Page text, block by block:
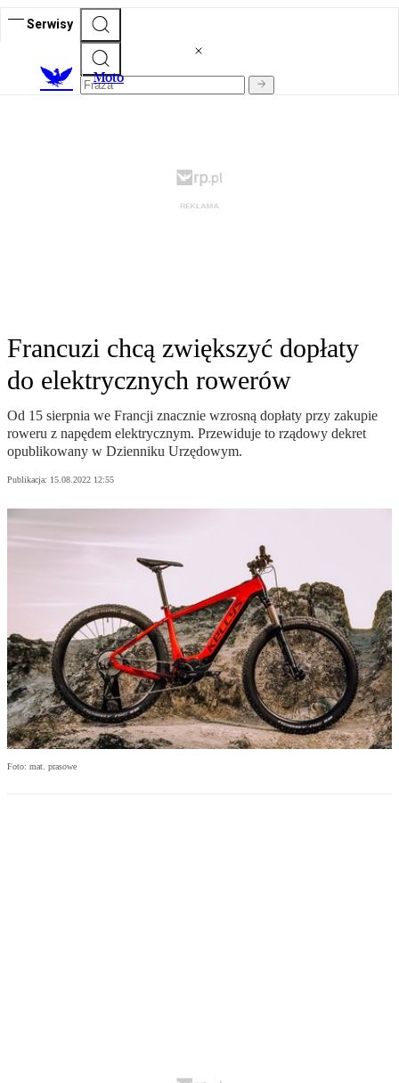
Serwisy
Moto
Francuzi chcą zwiększyć dopłaty
do elektrycznych rowerów
Od 15 sierpnia we Francji znacznie wzrosną dopłaty przy zakupie
roweru z napędem elektrycznym. Przewiduje to rządowy dekret
opublikowany w Dzienniku Urzędowym.
Publikacja: 15.08.2022 12:55
Foto: mat. prasowe